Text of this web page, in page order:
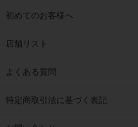
初めてのお客様へ
店舗リスト
よくある質問
特定商取引法に基づく表記